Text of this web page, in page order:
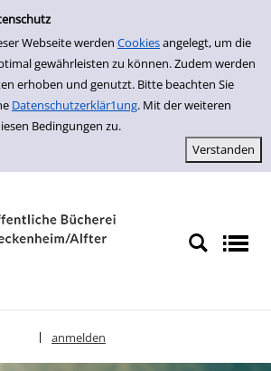
Webseite werden Cookiesangelegt, um die
gewährleisten zu können. Zudem werden
erhoben und genutzt. Bitte beachten Sie
Datenschutzerklär1ung. Mit der weiteren
Bedingungen zu.
anmelden